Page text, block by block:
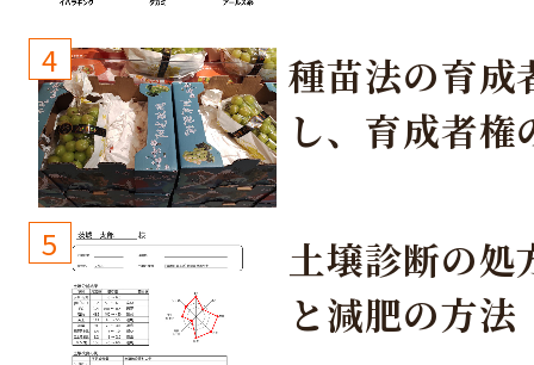
4
種苗法の育成
し、育成者権
しょう！
5
土壌診断の処
と減肥の方法